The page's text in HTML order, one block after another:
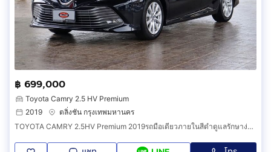
฿ 699,000
Toyota Camry 2.5 HV Premium
2019
ตลิ่งชัน กรุงเทพมหานคร
TOYOTA CAMRY 2.5HV Premium 2019รถมือเดียวภายในสีดำดูแลรักษาง่ายมาก